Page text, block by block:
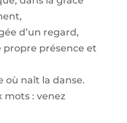
d’un regard,
propre présence et
où naît la danse.
mots : venez